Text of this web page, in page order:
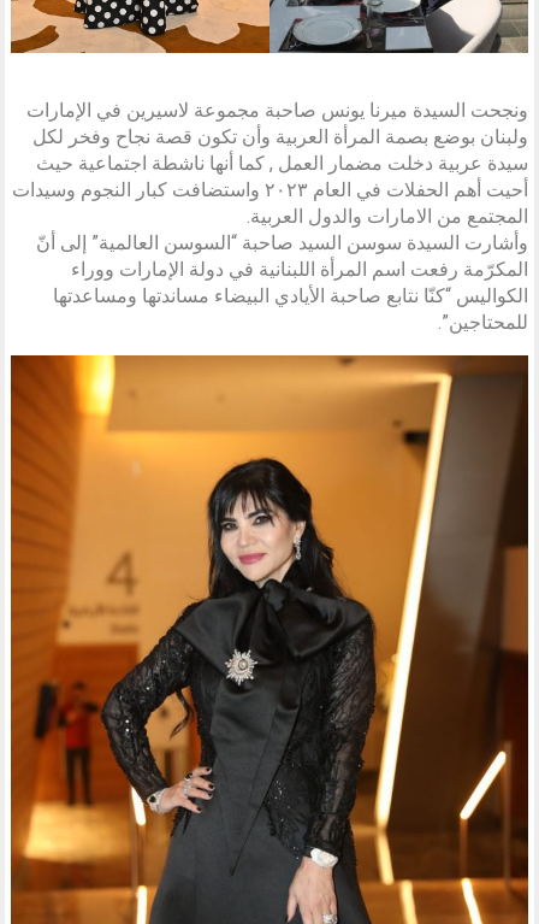
ونجحت السيدة ميرنا يونس صاحبة مجموعة لاسيرين في الإمارات
ولبنان بوضع بصمة المرأة العربية وأن تكون قصة نجاح وفخر لكل
سيدة عربية دخلت مضمار العمل , كما أنها ناشطة اجتماعية حيث
أحيت أهم الحفلات في العام ۲۰۲۳ واستضافت كبار النجوم وسيدات
المجتمع من الامارات والدول العربية.
وأشارت السيدة سوسن السيد صاحبة “السوسن العالمية” إلى أنّ
المكرّمة رفعت اسم المرأة اللبنانية في دولة الإمارات ووراء
الكواليس “كنّا نتابع صاحبة الأيادي البيضاء مساندتها ومساعدتها
للمحتاجين”.